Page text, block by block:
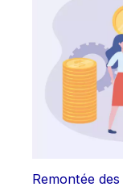
Remontée